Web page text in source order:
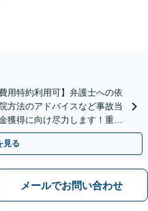
用特約利用可】弁護士への依
方法のアドバイスなど事故当
獲得に向け尽力します！重大
談対応】
見る
メールでお問い合わせ